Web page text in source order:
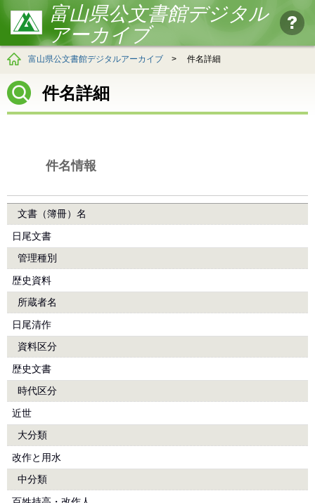
富山県公文書館デジタル
アーカイブ
富山県公文書館デジタルアーカイブ > 件名詳細
件名詳細
件名情報
文書（簿冊）名
日尾文書
管理種別
歴史資料
所蔵者名
日尾清作
資料区分
歴史文書
時代区分
近世
大分類
改作と用水
中分類